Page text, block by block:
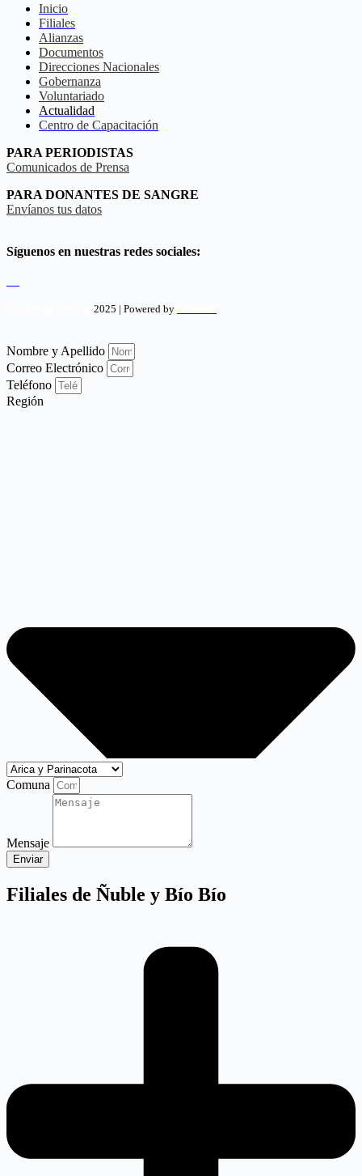
Inicio
Filiales
Alianzas
Documentos
Direcciones Nacionales
Gobernanza
Voluntariado
Actualidad
Centro de Capacitación
PARA PERIODISTAS
Comunicados de Prensa
PARA DONANTES DE SANGRE
Envíanos tus datos
Síguenos en nuestras redes sociales:
2025 | Powered by
Nombre y Apellido
Correo Electrónico
Teléfono
Región
Comuna
Mensaje
Enviar
Filiales de Ñuble y Bío Bío